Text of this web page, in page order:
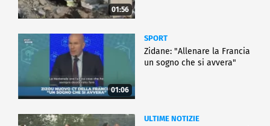
01:56
01:06
SPORT
Zidane: "Allenare la Francia
un sogno che si avvera"
ULTIME NOTIZIE